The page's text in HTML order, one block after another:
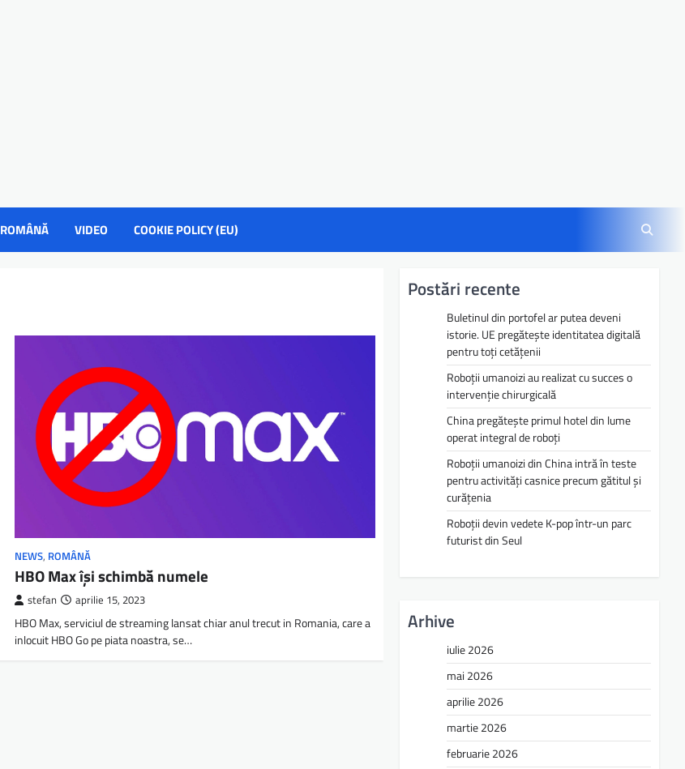
ROMÂNĂ VIDEO COOKIE POLICY (EU)
NEWS, ROMÂNĂ
HBO Max își schimbă numele
stefan aprilie 15, 2023
HBO Max, serviciul de streaming lansat chiar anul trecut in Romania, care a
inlocuit HBO Go pe piata noastra, se…
Postări recente
Buletinul din portofel ar putea deveni
istorie. UE pregătește identitatea digitală
pentru toți cetățenii
Roboții umanoizi au realizat cu succes o
intervenție chirurgicală
China pregătește primul hotel din lume
operat integral de roboți
Roboții umanoizi din China intră în teste
pentru activități casnice precum gătitul și
curățenia
Roboții devin vedete K-pop într-un parc
futurist din Seul
Arhive
iulie 2026
mai 2026
aprilie 2026
martie 2026
februarie 2026